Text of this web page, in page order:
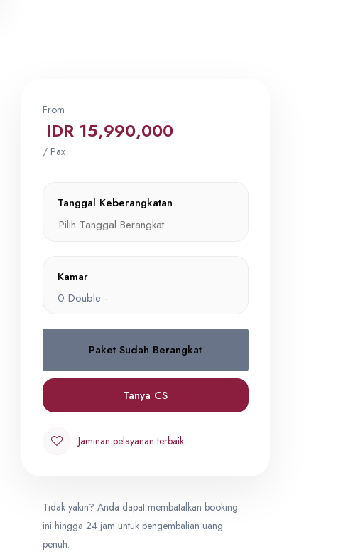
From
IDR 15,990,000
/ Pax
Tanggal Keberangkatan
Kamar
0 Double -
Paket Sudah Berangkat
Tanya CS
Jaminan pelayanan terbaik
Tidak yakin? Anda dapat membatalkan booking
ini hingga 24 jam untuk pengembalian uang
penuh.